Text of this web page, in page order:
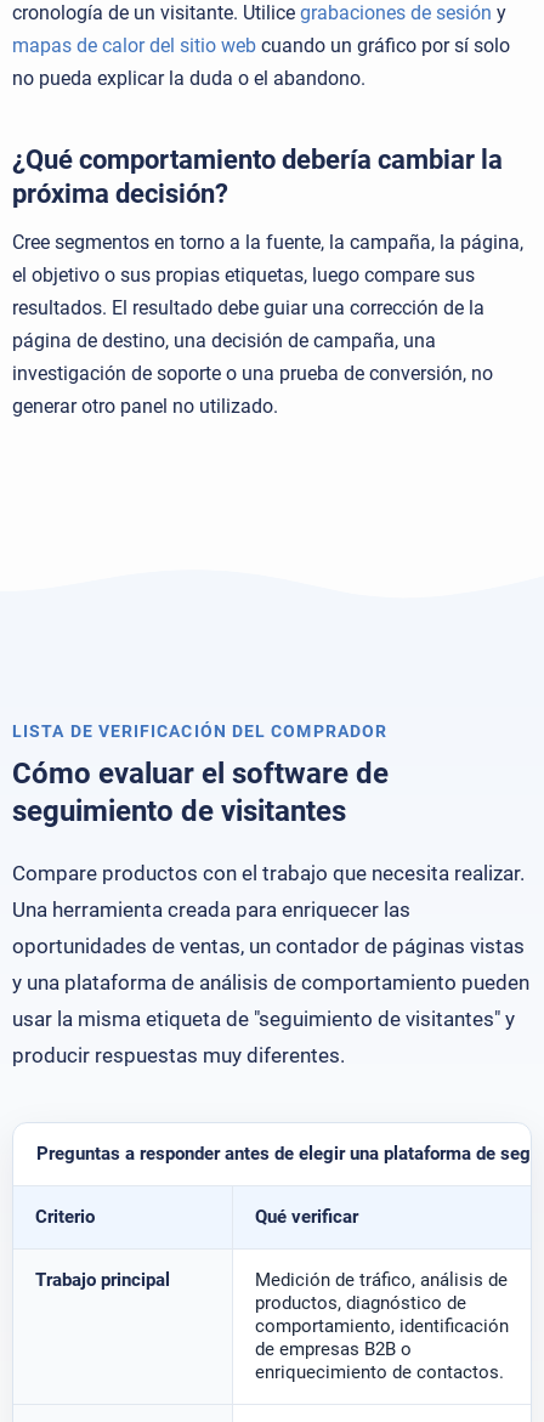
cronología de un visitante. Utilice grabaciones de sesión y
mapas de calor del sitio web cuando un gráfico por sí solo
no pueda explicar la duda o el abandono.
¿Qué comportamiento debería cambiar la
próxima decisión?
Cree segmentos en torno a la fuente, la campaña, la página,
el objetivo o sus propias etiquetas, luego compare sus
resultados. El resultado debe guiar una corrección de la
página de destino, una decisión de campaña, una
investigación de soporte o una prueba de conversión, no
generar otro panel no utilizado.
LISTA DE VERIFICACIÓN DEL COMPRADOR
Cómo evaluar el software de
seguimiento de visitantes
Compare productos con el trabajo que necesita realizar.
Una herramienta creada para enriquecer las
oportunidades de ventas, un contador de páginas vistas
y una plataforma de análisis de comportamiento pueden
usar la misma etiqueta de "seguimiento de visitantes" y
producir respuestas muy diferentes.
Preguntas a responder antes de elegir una plataforma de
Criterio Qué verificar
Trabajo principal
Medición de tráfico, análisis de
productos, diagnóstico de
comportamiento, identificación
de empresas B2B o
enriquecimiento de contactos.